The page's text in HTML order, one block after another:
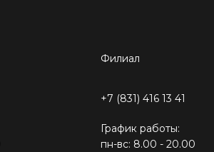
Филиал
+7 (831) 416 13 41
График работы:
пн-вс: 8.00 - 20.00